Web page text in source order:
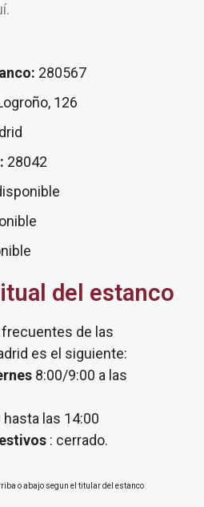
280567
126
28042
del estanco
de las
es el siguiente:
8:00/9:00 a las
hasta las 14:00
: cerrado.
o abajo segun el titular del estanco